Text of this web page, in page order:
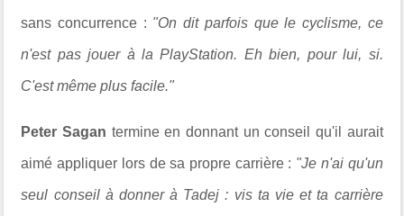
sans concurrence : "On dit parfois que le cyclisme, ce
n'est pas jouer à la PlayStation. Eh bien, pour lui, si.
C'est même plus facile."
Peter Sagan termine en donnant un conseil qu'il aurait
aimé appliquer lors de sa propre carrière : "Je n'ai qu'un
seul conseil à donner à Tadej : vis ta vie et ta carrière